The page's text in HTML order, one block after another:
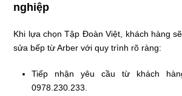
nghiệp
Khi lựa chọn Tập Đoàn Việt, khách hàng
sửa bếp từ Arber với quy trình rõ ràng:
Tiếp nhận yêu cầu từ khách
0978.230.233.